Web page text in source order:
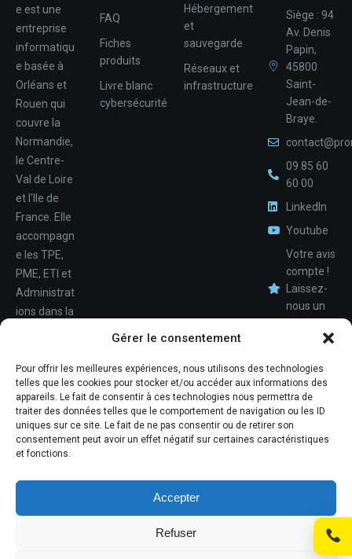
Gérer le consentement
Pour offrir les meilleures expériences, nous utilisons des technologies
telles que les cookies pour stocker et/ou accéder aux informations des
appareils. Le fait de consentir à ces technologies nous permettra de
traiter des données telles que le comportement de navigation ou les ID
uniques sur ce site. Le fait de ne pas consentir ou de retirer son
consentement peut avoir un effet négatif sur certaines caractéristiques
et fonctions.
Accepter
Refuser
Téléphone
e est une
entreprise
informatiqu
e basée à
Orléans et
Rouen qui
couvre la
Normandie,
le Centre-
Val de Loire
et l'Ile de
France. Elle
accompagn
e les TPE,
PME, ETI et
Administrat
ions dans la
déploiemen
t et la
maintenan
ce de leur
système
ons.
FAQ
Fiches
produits
Livre blanc
cybersécurité
Hébergement
et
sauvegarde
Réseaux et
infrastructure
Siège : 94
Av. Denis
Papin,
45800
Saint-
Jean-de-
Braye.
09 85 60
60 00
LinkedIn
Youtube
Votre avis
compte !
Laissez-
nous un